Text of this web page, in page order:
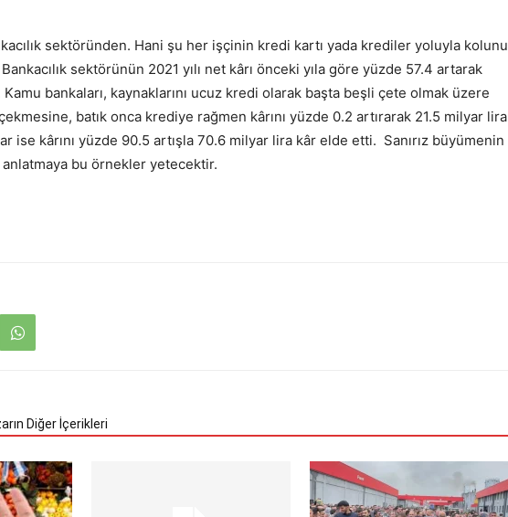
sektöründen. Hani şu her işçinin kredi kartı yada krediler yoluyla kolunu
sektörünün 2021 yılı net kârı önceki yıla göre yüzde 57.4 artarak
bankaları, kaynaklarını ucuz kredi olarak başta beşli çete olmak üzere
batık onca krediye rağmen kârını yüzde 0.2 artırarak 21.5 milyar lira
ise kârını yüzde 90.5 artışla 70.6 milyar lira kâr elde etti. Sanırız büyümenin
bu örnekler yetecektir.
Diğer İçerikleri